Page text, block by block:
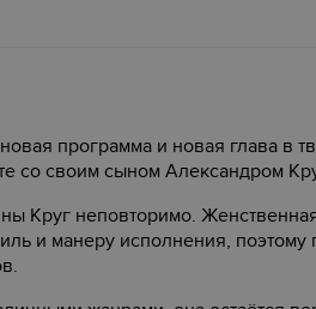
программа и новая глава в
со своим сыном Александром
Круг неповторимо.
и манеру исполнения,